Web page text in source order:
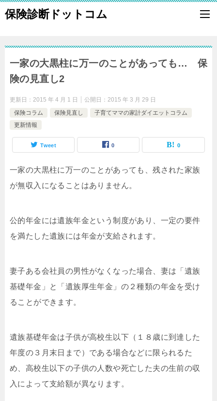
保険診断ドットコム
一家の大黒柱に万一のことがあっても… 保
険の見直し2
更新日： 2015 年 4 月 1 日 公開日： 2015 年 3 月 29 日
保険コラム
保険見直し
子育てママの家計ダイエットコラム
更新情報
Tweet 0 0
一家の大黒柱に万一のことがあっても、残された家族
が無収入になることはありません。
公的年金には遺族年金という制度があり、一定の要件
を満たした遺族には年金が支給されます。
妻子ある会社員の男性がなくなった場合、妻は「遺族
基礎年金」と「遺族厚生年金」の２種類の年金を受け
ることができます。
遺族基礎年金は子供が高校生以下（１８歳に到達した
年度の３月末日まで）である場合などに限られるた
め、高校生以下の子供の人数や死亡した夫の生前の収
入によって支給額が異なります。